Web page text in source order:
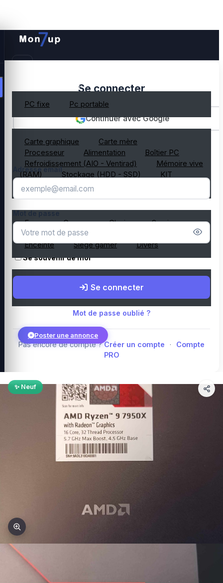
PC gamer occasion
PC fixe Pc portable
Composant PC occasion
Carte graphique
Carte mère
Processeur
Alimentation
Boîtier PC
Refroidissement (AIO - Ventirad)
Mémoire vive
(RAM)
Stockage (HDD - SSD)
KIT
composant PC gamer
Ecran Casque Clavier
Souris
Microphone
Webcam
Enceinte
Siège gamer Divers
Top PC gamer : Intel / AMD
Composants PC gamer
Poster une annonce
Connexion
Se connecter
Continuer avec Google
OU
Adresse email
Se souvenir de moi
Se connecter
Mot de passe oublié ?
Pas encore de compte ? Créer un compte ·
Compte
PRO
✨ Neuf